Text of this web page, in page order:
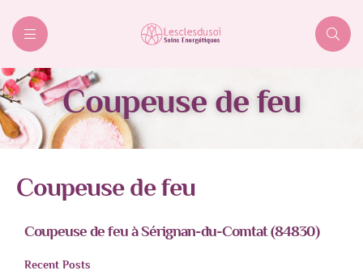
Coupeuse de feu
Coupeuse de feu
Coupeuse de feu à Sérignan-du-Comtat (84830)
Recent Posts